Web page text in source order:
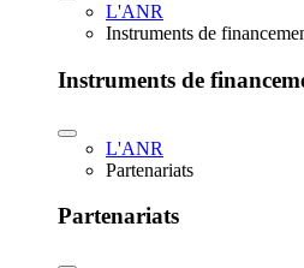
L'ANR
Instruments de
Instruments de
L'ANR
Partenariats
Partenariats